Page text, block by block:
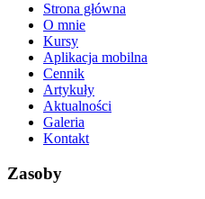
Strona główna
O mnie
Kursy
Aplikacja mobilna
Cennik
Artykuły
Aktualności
Galeria
Kontakt
Zasoby